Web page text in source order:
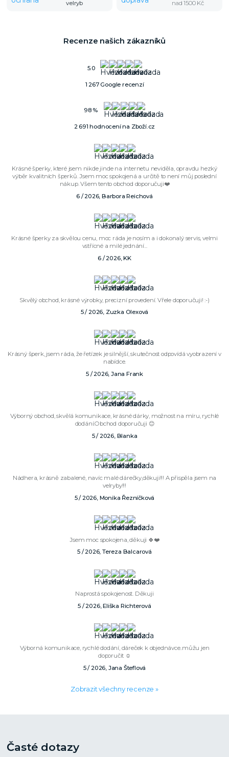
velryb nad 1500 Kč
Recenze našich zákazníků
5.0
1 267 Google recenzí
98 %
2 691 hodnocení na Zboží.cz
Krásné šperky, které jsem nikde jinde na internetu neviděla, opravdu hezký
výběr kvalitních šperků. Jsem moc spokojená a určitě to není můj poslední
nákup. Všem tento obchod doporučuji❤️
6 / 2026, Barbora Reichová
Krásné šperky za skvělou cenu, moc ráda je nosím a i dokonalý servis, velmi
vstřícné a milé jednání...
6 / 2026, KK
Skvělý obchod, krásné výrobky, precizní provedení. Vřele doporučuji! :-)
5 / 2026, Zuzka Olexová
Krásný šperk, jsem ráda, že řetízek je silnější, skutečnost odpovídá vyobrazení v
nabídce.
5 / 2026, Jana Frank
Výborný obchod, skvělá komunikace, krásné dárky, možnost na míru, rychlé
dodání.Obchod doporučuji 😊
5 / 2026, Blanka
Nádhera, krásně zabalené, navíc malé dárečky,děkuji!!! A přispěla jsem na
velryby!!!
5 / 2026, Monika Řezníčková
Jsem moc spokojena, děkuji 🍀❤️
5 / 2026, Tereza Balcarová
Naprostá spokojenost. Děkuji
5 / 2026, Eliška Richterová
Výborná komunikace, rychlé dodání, dáreček k objednávce..můžu jen
doporučit ☺️
5 / 2026, Jana Šteflová
Zobrazit všechny recenze »
Časté dotazy